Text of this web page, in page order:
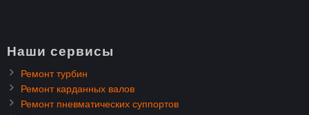
Наши сервисы
Ремонт турбин
Ремонт карданных валов
Ремонт пневматических суппортов